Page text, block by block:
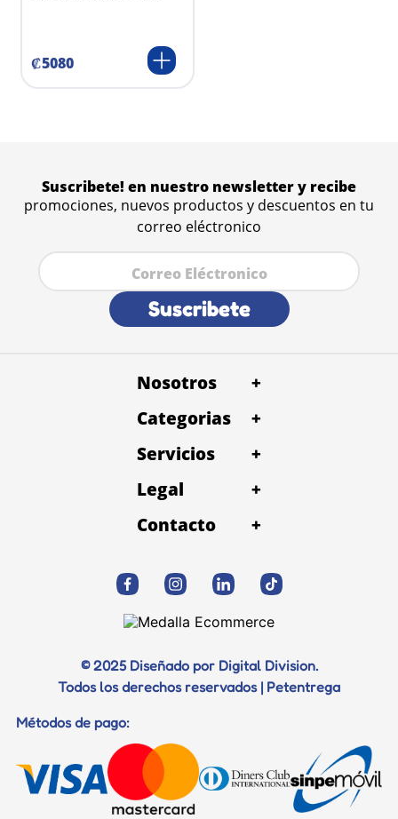
₡5080
Suscribete! en nuestro newsletter y recibe
promociones, nuevos productos y descuentos en tu
correo eléctronico
Suscribete
Nosotros
+
Categorias
+
Servicios
+
Legal
+
Contacto
+
© 2025 Diseñado por Digital Division.
Todos los derechos reservados | Petentrega
Métodos de pago: